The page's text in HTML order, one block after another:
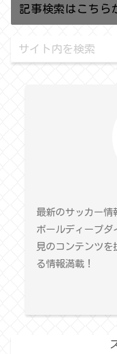
記事検索はこちら
最新のサッカー情
ボールディープダ
見のコンテンツを
る情報満載！